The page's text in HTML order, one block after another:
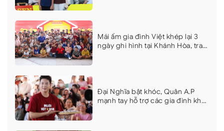
Mái ấm gia đình Việt khép lại 3
ngày ghi hình tại Khánh Hòa, trao
Đại Nghĩa bật khóc, Quân A.P
mạnh tay hỗ trợ các gia đình khó